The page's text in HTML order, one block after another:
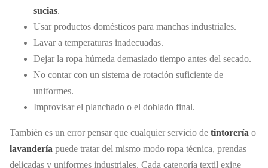
sucias.
Usar productos domésticos para manchas industriales.
Lavar a temperaturas inadecuadas.
Dejar la ropa húmeda demasiado tiempo antes del secado.
No contar con un sistema de rotación suficiente de
uniformes.
Improvisar el planchado o el doblado final.
También es un error pensar que cualquier servicio de tintorería o
lavandería puede tratar del mismo modo ropa técnica, prendas
delicadas y uniformes industriales. Cada categoría textil exige